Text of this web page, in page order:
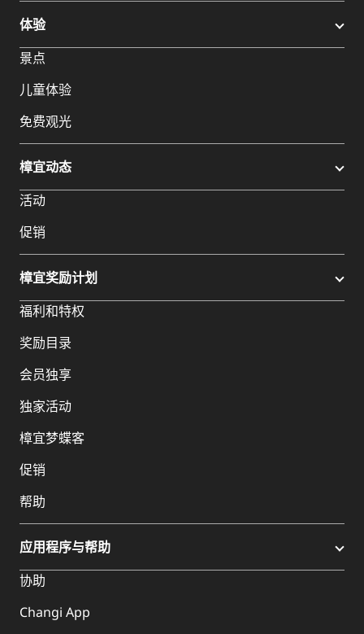
体验
景点
儿童体验
免费观光
樟宜动态
活动
促销
樟宜奖励计划
福利和特权
奖励目录
会员独享
独家活动
樟宜梦蝶客
促销
帮助
应用程序与帮助
协助
Changi App